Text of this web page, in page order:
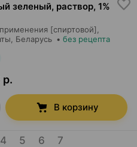
зеленый, раствор, 1%
[спиртовой],
, Беларусь • без рецепта
В корзину
4 5 6 7